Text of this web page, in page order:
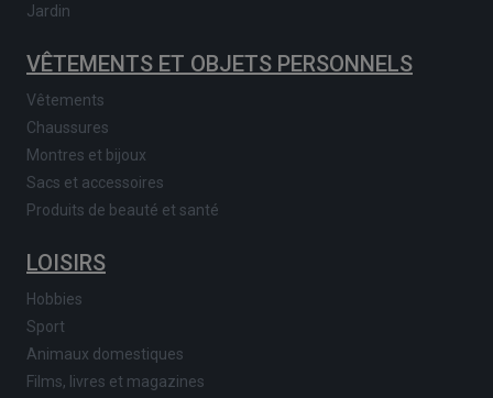
Jardin
VÊTEMENTS ET OBJETS PERSONNELS
Vêtements
Chaussures
Montres et bijoux
Sacs et accessoires
Produits de beauté et santé
LOISIRS
Hobbies
Sport
Animaux domestiques
Films, livres et magazines